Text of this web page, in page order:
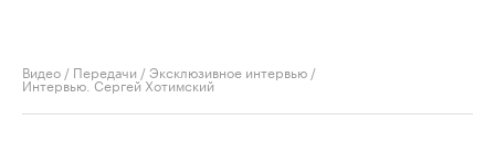
Видео / Передачи /Эксклюзивное интервью /
Интервью. Сергей Хотимский